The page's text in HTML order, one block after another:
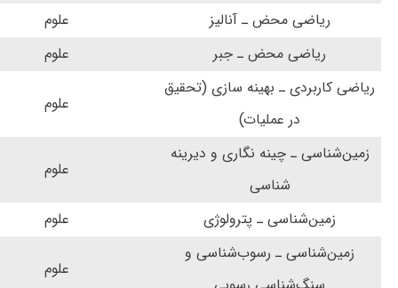
ریاضی محض ـ آنالیز
علوم
ریاضی محض ـ جبر
علوم
ریاضی کاربردی ـ بهینه سازی (تحقیق
در عملیات)
علوم
زمین‌شناسی ـ چینه نگاری و دیرینه
شناسی
علوم
زمین‌شناسی ـ پترولوژی
علوم
زمین‌شناسی ـ رسوب‌شناسی و
علوم